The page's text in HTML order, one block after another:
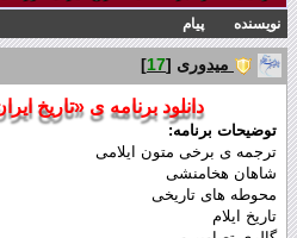
نویسنده پیام
میدوری [
17
]
دانلود برنامه ی «تاریخ
توضیحات برنامه:
ترجمه ی برخی متون ایلامی
شاهان هخامنشی
محوطه های تاریخی
تاریخ ایلام